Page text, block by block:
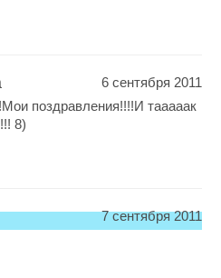
6 сентября 2011
поздравления!!!!И тааааак
8)
7 сентября 2011